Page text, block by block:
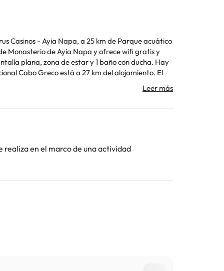
Casinos - Ayia Napa, a 25 km de Parque acuático
Monasterio de Ayia Napa y ofrece wifi gratis y
en el marco de una actividad